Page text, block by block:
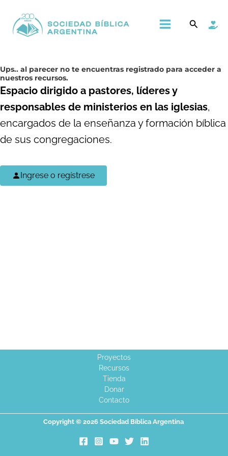
contenido
Buscar
Ups.. al parecer no te encuentras registrado para acceder a
nuestros recursos.
Espacio dirigido a pastores, líderes y
responsables de ministerios en las iglesias,
encargados de la enseñanza y formación bíblica
de sus congregaciones.
Ingrese o regístrese
Proyectos
Recursos
Tienda
Donar
Contacto
Copyright © 2026 Sociedad Bíblica Argentina